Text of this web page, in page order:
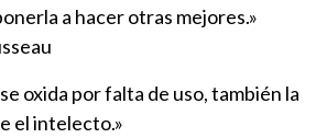
a hacer otras mejores.»
oxida por falta de uso, también la
el intelecto.»